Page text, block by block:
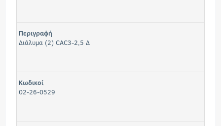
Περιγραφή
Διάλυμα (2) CAC3-2,5 Δ
Κωδικοί
02-26-0529